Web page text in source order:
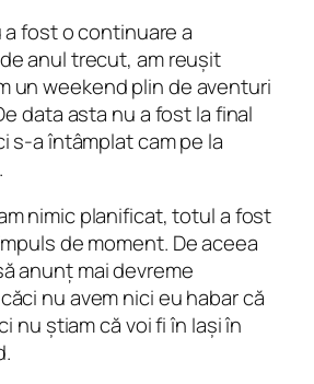
a fost o continuare a
anul trecut, am reușit
un weekend plin de aventuri
data asta nu a fost la final
s-a întâmplat cam pe la
nimic planificat, totul a fost
de moment. De aceea
anunț mai devreme
nu avem nici eu habar că
nu știam că voi fi în Iași în